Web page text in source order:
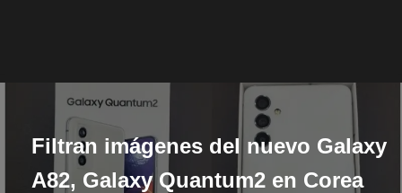
Filtran imágenes del nuevo Galaxy
A82, Galaxy Quantum2 en Corea